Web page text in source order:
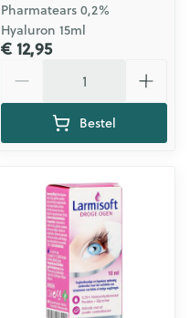
Pharmatears 0,2%
Hyaluron 15ml
€ 12,95
Bestel